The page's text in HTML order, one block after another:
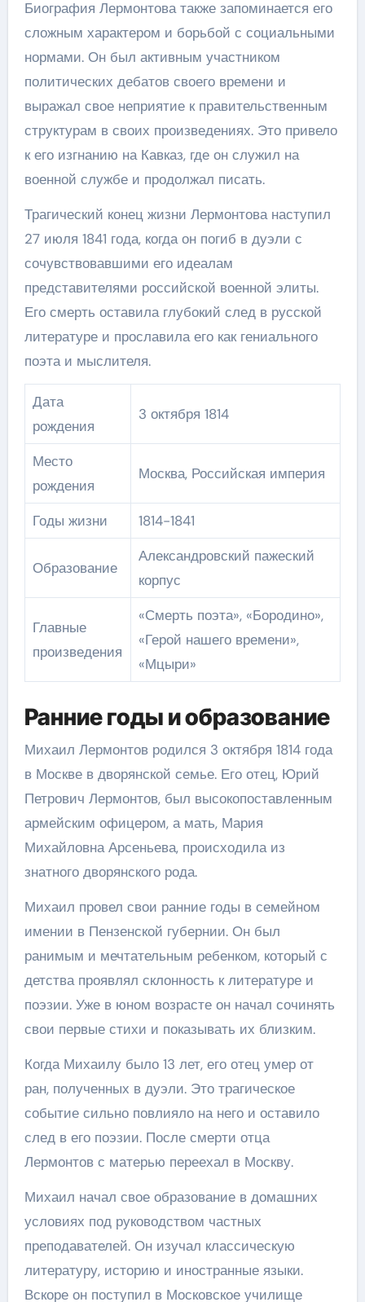
Биография Лермонтова также запоминается его
сложным характером и борьбой с социальными
нормами. Он был активным участником
политических дебатов своего времени и
выражал свое неприятие к правительственным
структурам в своих произведениях. Это привело
к его изгнанию на Кавказ, где он служил на
военной службе и продолжал писать.
Трагический конец жизни Лермонтова наступил
27 июля 1841 года, когда он погиб в дуэли с
сочувствовавшими его идеалам
представителями российской военной элиты.
Его смерть оставила глубокий след в русской
литературе и прославила его как гениального
поэта и мыслителя.
Дата
рождения
3 октября 1814
Место
рождения
Москва, Российская империя
Годы жизни 1814-1841
Образование
Александровский пажеский
корпус
Главные
произведения
«Смерть поэта», «Бородино»,
«Герой нашего времени»,
«Мцыри»
Ранние годы и образование
Михаил Лермонтов родился 3 октября 1814 года
в Москве в дворянской семье. Его отец, Юрий
Петрович Лермонтов, был высокопоставленным
армейским офицером, а мать, Мария
Михайловна Арсеньева, происходила из
знатного дворянского рода.
Михаил провел свои ранние годы в семейном
имении в Пензенской губернии. Он был
ранимым и мечтательным ребенком, который с
детства проявлял склонность к литературе и
поэзии. Уже в юном возрасте он начал сочинять
свои первые стихи и показывать их близким.
Когда Михаилу было 13 лет, его отец умер от
ран, полученных в дуэли. Это трагическое
событие сильно повлияло на него и оставило
след в его поэзии. После смерти отца
Лермонтов с матерью переехал в Москву.
Михаил начал свое образование в домашних
условиях под руководством частных
преподавателей. Он изучал классическую
литературу, историю и иностранные языки.
Вскоре он поступил в Московское училище